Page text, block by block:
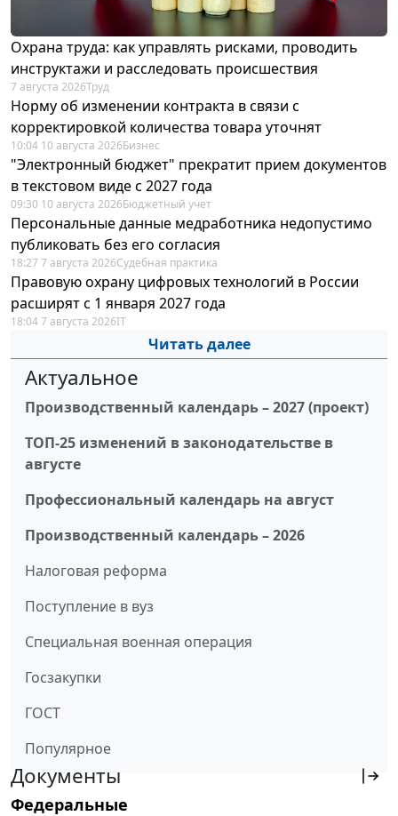
Охрана труда: как управлять рисками, проводить
инструктажи и расследовать происшествия
7 августа 2026Труд
Норму об изменении контракта в связи с
корректировкой количества товара уточнят
10:04 10 августа 2026Бизнес
"Электронный бюджет" прекратит прием документов
в текстовом виде с 2027 года
09:30 10 августа 2026Бюджетный учет
Персональные данные медработника недопустимо
публиковать без его согласия
18:27 7 августа 2026Судебная практика
Правовую охрану цифровых технологий в России
расширят с 1 января 2027 года
18:04 7 августа 2026IT
Читать далее
Актуальное
Производственный календарь – 2027 (проект)
ТОП-25 изменений в законодательстве в
августе
Профессиональный календарь на август
Производственный календарь – 2026
Налоговая реформа
Поступление в вуз
Специальная военная операция
Госзакупки
ГОСТ
Популярное
Документы
Федеральные